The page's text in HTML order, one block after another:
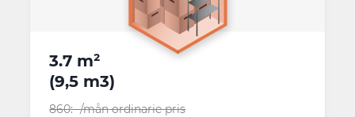
3.7 m²
(9,5 m3)
860:-/månordinarie pris